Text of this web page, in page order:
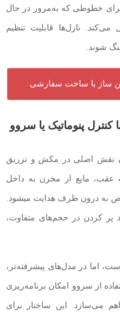
برای خطوطی که به‌مرور در حال
می‌کند. نازل‌ها قابلیت تنظیم
شوند.
ساز با ساخت سفارشی
پنوماتیک یا سروو
نقش اصلی در مکش و تزریق
عقب، مایع از مخزن به داخل
به درون ظرف هدایت میشود.
کردن در حجم‌های متفاوت،
اما در مدل‌های پیشرفته‌تر،
از سروو امکان برنامه‌ریزی
می‌سازد. این ساختار برای